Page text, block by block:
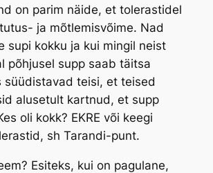
on parim näide, et tolerastidel
ja mõtlemisvõime. Nad
supi kokku ja kui mingil neist
põhjusel supp saab täitsa
süüdistavad teisi, et teised
alusetult kartnud, et supp
oli kokk? EKRE või keegi
sh Tarandi-punt.
Esiteks, kui on pagulane,